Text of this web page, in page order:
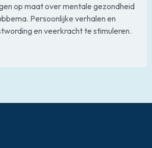
op maat over mentale gezondheid
Persoonlijke verhalen en
en veerkracht te stimuleren.